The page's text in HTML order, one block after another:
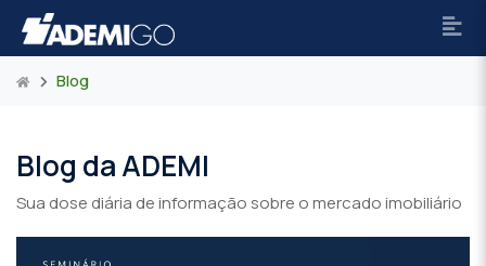
Blog
Blog da ADEMI
Sua dose diária de informação sobre o mercado imobiliário